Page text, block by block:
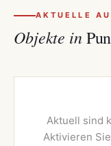
AKTUELLE
Objekte in
Aktuell sind
Aktivieren